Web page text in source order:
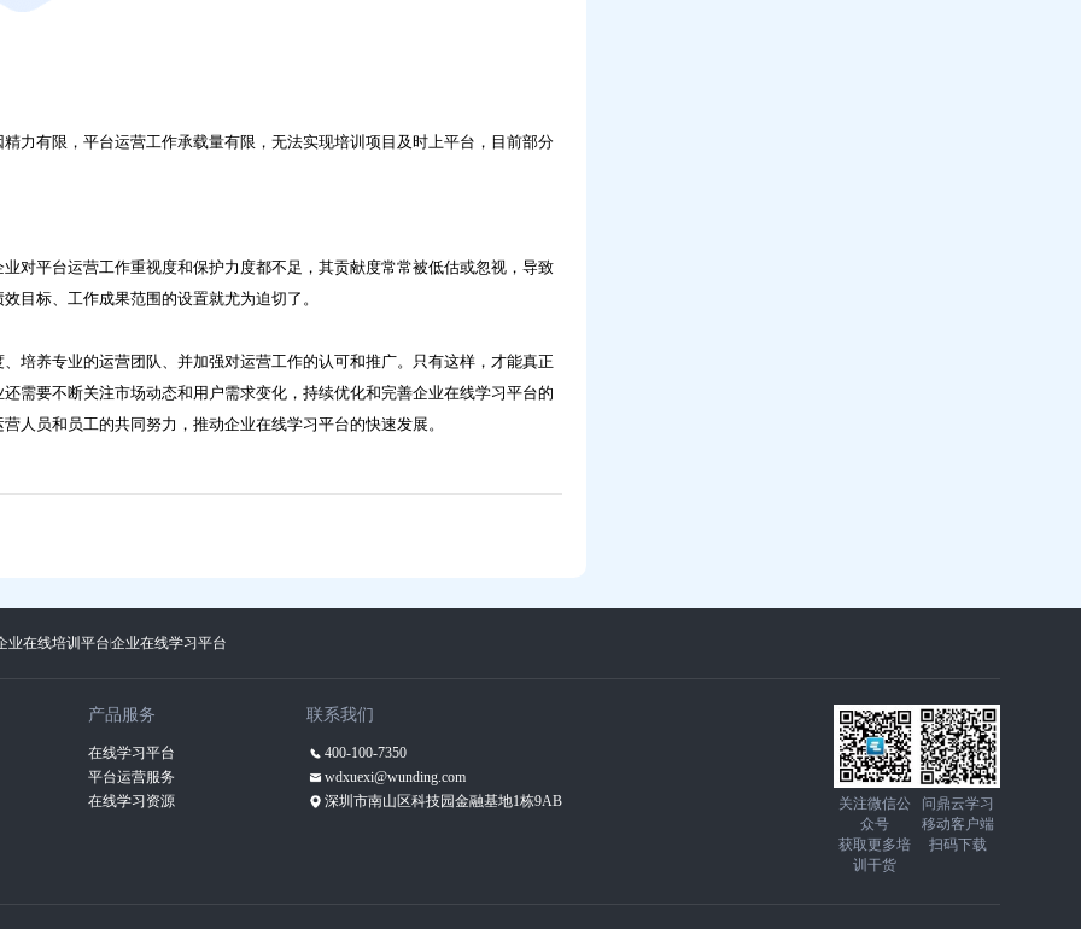
力有限，平台运营工作承载量有限，无法实现培训项目及时上平台，目前部分
对平台运营工作重视度和保护力度都不足，其贡献度常常被低估或忽视，导致
目标、工作成果范围的设置就尤为迫切了。
培养专业的运营团队、并加强对运营工作的认可和推广。只有这样，才能真正
需要不断关注市场动态和用户需求变化，持续优化和完善企业在线学习平台的
人员和员工的共同努力，推动企业在线学习平台的快速发展。
业在线培训平台企业在线学习平台
产品服务
在线学习平台
平台运营服务
在线学习资源
联系我们
400-100-7350
wdxuexi@wunding.com
深圳市南山区科技园金融基地1栋9AB
关注微信公
众号
获取更多培
训干货
问鼎云学习
移动客户端
扫码下载